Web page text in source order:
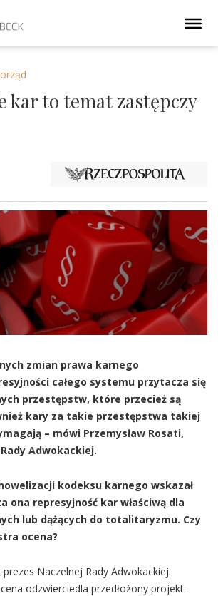
kar to temat zastępczy
zmian prawa karnego
całego systemu przytacza się
przestępstw, które przecież są
kary za takie przestępstwa takiej
– mówi Przemysław Rosati,
Adwokackiej.
kodeksu karnego wskazał
ona represyjność kar właściwą dla
lub dążących do totalitaryzmu. Czy
ocena?
prezes Naczelnej Rady Adwokackiej:
odzwierciedla przedłożony projekt.